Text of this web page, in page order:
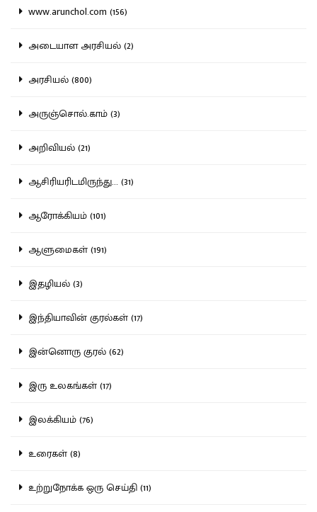
www.arunchol.com (156)
அடையாள அரசியல் (2)
அரசியல் (800)
அருஞ்சொல்.காம் (3)
அறிவியல் (21)
ஆசிரியரிடமிருந்து... (31)
ஆரோக்கியம் (101)
ஆளுமைகள் (191)
இதழியல் (3)
இந்தியாவின் குரல்கள் (17)
இன்னொரு குரல் (62)
இரு உலகங்கள் (17)
இலக்கியம் (76)
உரைகள் (8)
உற்றுநோக்க ஒரு செய்தி (11)